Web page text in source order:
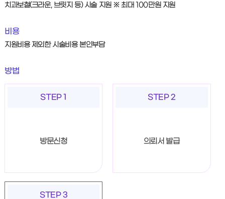
치과보철(크라운, 브릿지 등) 시술 지원 ※ 최대 100만원 지원
비용
지원비용 제외한 시술비용 본인부담
방법
STEP 1
방문신청
STEP 2
의뢰서 발급
STEP 3